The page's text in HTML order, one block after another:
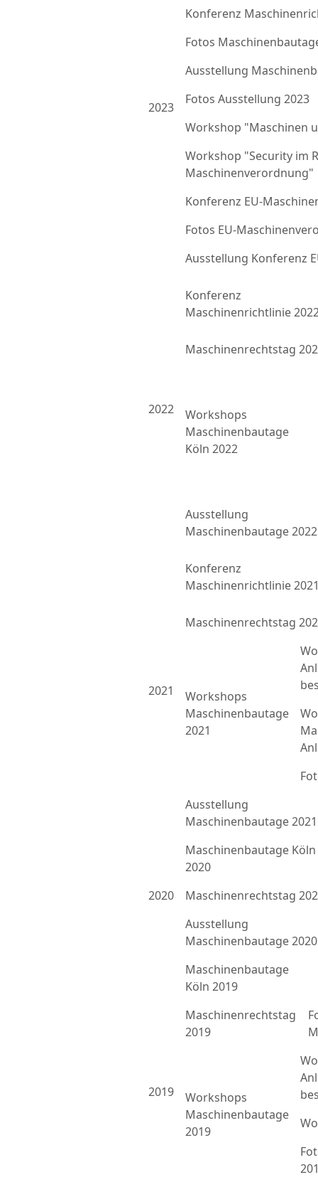
2023
Konferenz
Fotos
Ausstellung
Fotos Ausstellung 2023
Workshop "Maschinen
Workshop "Security im
Maschinenverordnung"
Konferenz EU-
Fotos EU-
Ausstellung Konferenz
2022
Konferenz
Maschinenrichtlinie
Maschinenrechtstag
Workshops
Maschinenbautage
Köln 2022
Ausstellung
Maschinenbautage 2022
2021
Konferenz
Maschinenrichtlinie
Maschinenrechtstag
Workshops
Maschinenbautage
2021
Ausstellung
Maschinenbautage 2021
2020
Maschinenbautage Köln
2020
Maschinenrechtstag
Ausstellung
Maschinenbautage 2020
2019
Maschinenbautage
Köln 2019
Maschinenrechtstag
2019
Workshops
Maschinenbautage
2019